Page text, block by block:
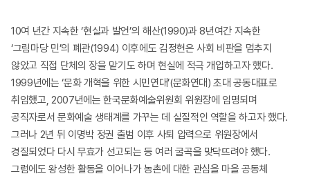
10여 년간 지속한 ‘현실과 발언’의 해산(1990)과 8년여간 지속한
‘그림마당 민’의 폐관(1994) 이후에도 김정헌은 사회 비판을 멈추지
않았고 직접 단체의 장을 맡기도 하며 현실에 적극 개입하고자 했다.
1999년에는 ‘문화 개혁을 위한 시민연대’(문화연대) 초대 공동대표로
취임했고, 2007년에는 한국문화예술위원회 위원장에 임명되며
공직자로서 문화예술 생태계를 가꾸는 데 실질적인 역할을 하고자 했다.
그러나 2년 뒤 이명박 정권 출범 이후 사퇴 압력으로 위원장에서
경질되었다 다시 무효가 선고되는 등 여러 굴곡을 맞닥뜨려야 했다.
그럼에도 왕성한 활동을 이어나가 농촌에 대한 관심을 마을 공동체